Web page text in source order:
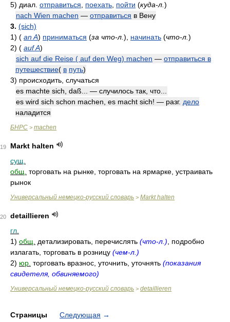
5) диал. отправиться поехать пойти (куда-л. )
nach Wien machen — отправиться в Вену
3. (sich)
1) ( an A) приниматься (за что-л. ) начинать (что-л. )
2) ( auf A)
sich auf die Reise ( auf den Weg) machen — отправиться в
путешествие( в путь)
3) происходить, случаться
es machte sich, daß... — случилось так, что...
es wird sich schon machen, es macht sich! — разг. дело
наладится
БНРС > machen
19
Markt halten
сущ.
общ. торговать на рынке, торговать на ярмарке, устраивать
рынок
Универсальный немецко-русский словарь > Markt halten
20
detaillieren
гл.
1) общ. детализировать, перечислять (что-л.) , подробно
излагать, торговать в розницу (чем-л.)
2) юр. торговать вразнос, уточнить, уточнять (показания
свидетеля, обвиняемого)
Универсальный немецко-русский словарь > detaillieren
Страницы Следующая →